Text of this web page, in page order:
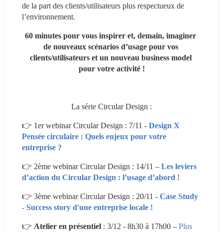
de la part des clients/utilisateurs plus respectueux de
l’environnement.
60 minutes pour vous inspirer et, demain, imaginer
de nouveaux scénarios d’usage pour vos
clients/utilisateurs et un nouveau business model
pour votre activité !
La série Circular Design :
👉 1er webinar Circular Design : 7/11 - Design X
Pensée circulaire : Quels enjeux pour votre
entreprise ?
👉 2ème webinar Circular Design : 14/11 – Les leviers
d’action du Circular Design : l’usage d’abord !
👉 3ème webinar Circular Design : 20/11 - Case Study
- Success story d'une entreprise locale !
👉 Atelier en présentiel : 3/12 - 8h30 à 17h00 – Plus